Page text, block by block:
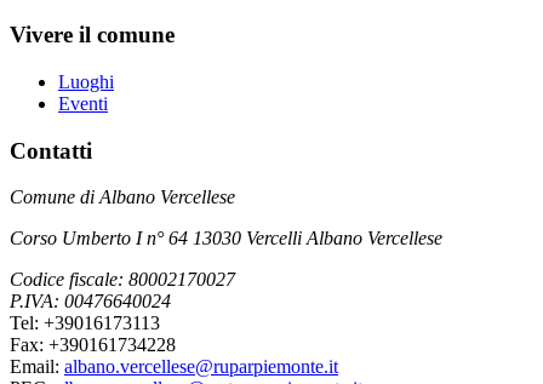
Vivere il comune
Luoghi
Eventi
Contatti
Comune di Albano Vercellese
Corso Umberto I n° 64 13030 Vercelli Albano Vercellese
Codice fiscale: 80002170027
P.IVA: 00476640024
Tel: +39016173113
Fax: +390161734228
Email: albano.vercellese@ruparpiemonte.it